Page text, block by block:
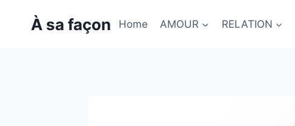
À sa façon Home AMOUR RELATION